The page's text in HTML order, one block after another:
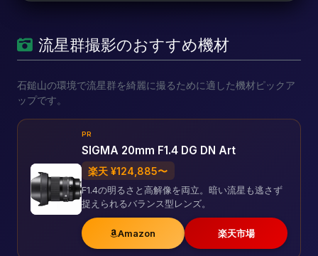
流星群撮影のおすすめ機材
石鎚山の環境で流星群を綺麗に撮るために適した機材ピックア
ップです。
PR
SIGMA 20mm F1.4 DG DN Art
楽天 ¥124,885〜
F1.4の明るさと高解像を両立。暗い流星も逃さず
捉えられるバランス型レンズ。
Amazon 楽天市場